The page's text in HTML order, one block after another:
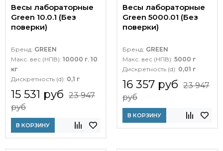
Весы лабораторные
Green 10.0.1 (Без
поверки)
Бренд: GREEN
Макс. вес (НПВ): 10000 г, 10
кг
Дискретность (d): 0,1 г
15 531 руб 23 947
руб
В КОРЗИНУ
Весы лабораторные
Green 5000.01 (Без
поверки)
Бренд: GREEN
Макс. вес (НПВ): 5000 г
Дискретность (d): 0,01 г
16 357 руб 23 947
руб
В КОРЗИНУ